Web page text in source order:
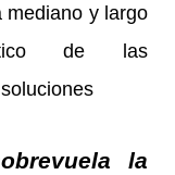
mediano y largo
de las
la